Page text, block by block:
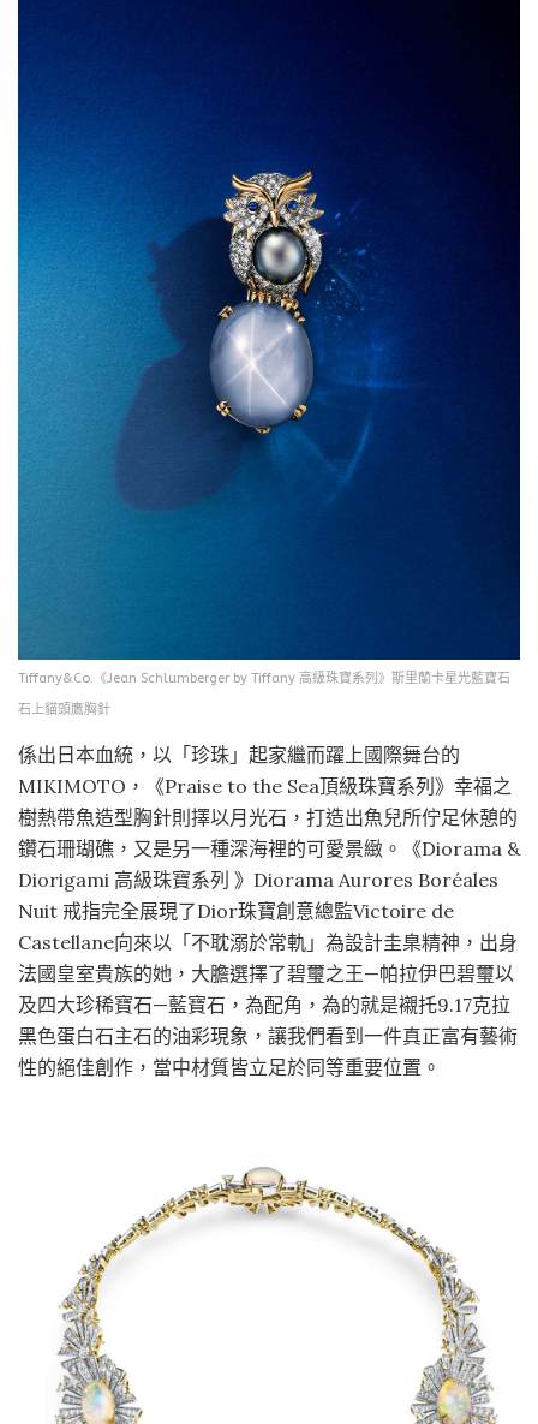
Tiffany&Co.《Jean Schlumberger by Tiffany 高級珠寶系列》斯里蘭卡星光藍寶石
石上貓頭鷹胸針
係出日本血統，以「珍珠」起家繼而躍上國際舞台的
MIKIMOTO，《Praise to the Sea頂級珠寶系列》幸福之
樹熱帶魚造型胸針則擇以月光石，打造出魚兒所佇足休憩的
鑽石珊瑚礁，又是另一種深海裡的可愛景緻。《Diorama &
Diorigami 高級珠寶系列 》Diorama Aurores Boréales
Nuit 戒指完全展現了Dior珠寶創意總監Victoire de
Castellane向來以「不耽溺於常軌」為設計圭臬精神，出身
法國皇室貴族的她，大膽選擇了碧璽之王—帕拉伊巴碧璽以
及四大珍稀寶石—藍寶石，為配角，為的就是襯托9.17克拉
黑色蛋白石主石的油彩現象，讓我們看到一件真正富有藝術
性的絕佳創作，當中材質皆立足於同等重要位置。